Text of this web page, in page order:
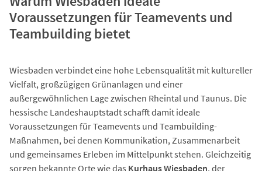
Voraussetzungen für Teamevents und
Teambuilding bietet
Wiesbaden verbindet eine hohe Lebensqualität mit kultureller
Vielfalt, großzügigen Grünanlagen und einer
außergewöhnlichen Lage zwischen Rheintal und Taunus. Die
hessische Landeshauptstadt schafft damit ideale
Voraussetzungen für Teamevents und Teambuilding-
Maßnahmen, bei denen Kommunikation, Zusammenarbeit
und gemeinsames Erleben im Mittelpunkt stehen. Gleichzeitig
sorgen bekannte Orte wie das Kurhaus Wiesbaden, der